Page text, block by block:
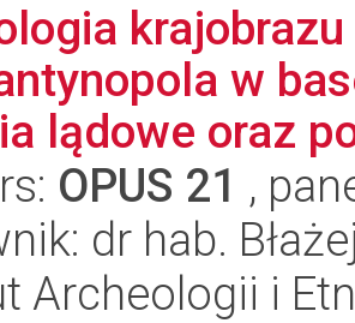
w
lądowe oraz
OPUS 21 ,
dr hab.
Archeologii i